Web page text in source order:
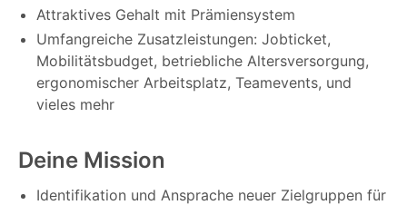
Attraktives Gehalt mit Prämiensystem
Umfangreiche Zusatzleistungen: Jobticket,
Mobilitätsbudget, betriebliche Altersversorgung,
ergonomischer Arbeitsplatz, Teamevents, und
vieles mehr
Deine Mission
Identifikation und Ansprache neuer Zielgruppen für